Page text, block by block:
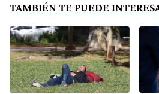
TAMBIÉN TE PUEDE